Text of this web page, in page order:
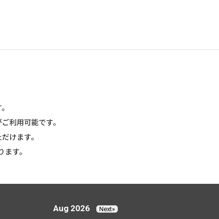
利用可能です。
けます。
す。
Aug 2026 Next»